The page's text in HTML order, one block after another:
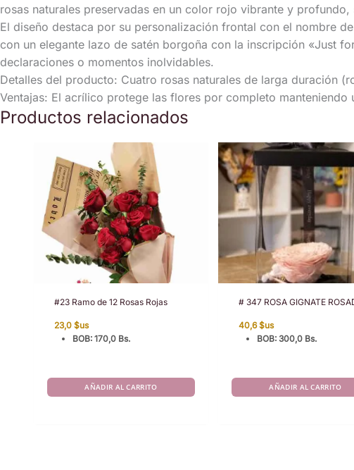
rosas naturales preservadas en un color rojo vibrante y
​El diseño destaca por su personalización frontal con el nombre
con un elegante lazo de satén borgoña con la inscripción «Just
declaraciones o momentos inolvidables.
​Detalles del producto: Cuatro rosas naturales de larga duración
​Ventajas: El acrílico protege las flores por completo
Productos relacionados
#23 Ramo de 12 Rosas Rojas
23,0$us
BOB:170,0 Bs.
AÑADIR AL CARRITO
# 347 ROSA GIGNATE
40,6$us
BOB:300,0 Bs.
AÑADIR AL CARRITO